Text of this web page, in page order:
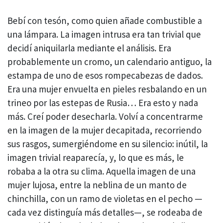
Bebí con tesón, como quien añade combustible a
una lámpara. La imagen intrusa era tan trivial que
decidí aniquilarla mediante el análisis. Era
probablemente un cromo, un calendario antiguo, la
estampa de uno de esos rompecabezas de dados.
Era una mujer envuelta en pieles resbalando en un
trineo por las estepas de Rusia… Era esto y nada
más. Creí poder desecharla. Volví a concentrarme
en la imagen de la mujer decapitada, recorriendo
sus rasgos, sumergiéndome en su silencio: inútil, la
imagen trivial reaparecía, y, lo que es más, le
robaba a la otra su clima. Aquella imagen de una
mujer lujosa, entre la neblina de un manto de
chinchilla, con un ramo de violetas en el pecho —
cada vez distinguía más detalles—, se rodeaba de